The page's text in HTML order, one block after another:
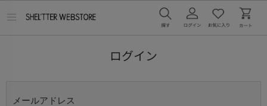
ログイン
メールアドレス